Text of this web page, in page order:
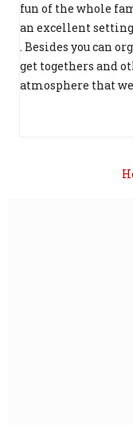
fun of the whole
an excellent
. Besides you can
get togethers and
atmosphere that